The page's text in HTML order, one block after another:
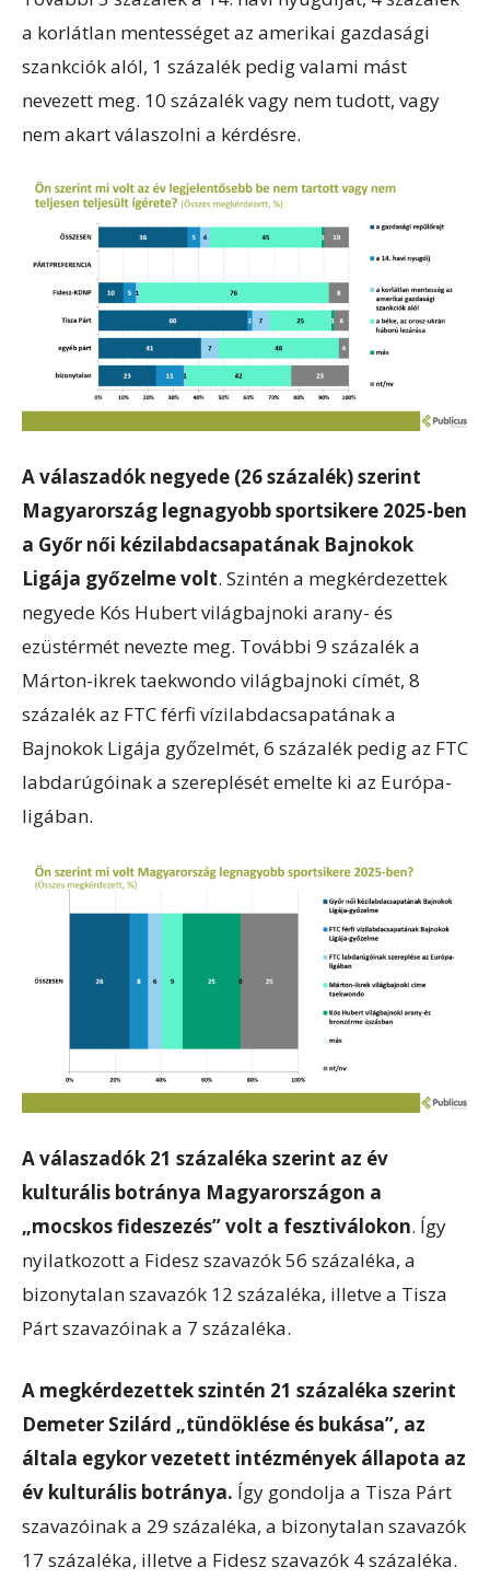
a korlátlan mentességet az amerikai gazdasági
szankciók alól, 1 százalék pedig valami mást
nevezett meg. 10 százalék vagy nem tudott, vagy
nem akart válaszolni a kérdésre.
A válaszadók negyede (26 százalék) szerint
Magyarország legnagyobb sportsikere 2025-ben
a Győr női kézilabdacsapatának Bajnokok
Ligája győzelme volt. Szintén a megkérdezettek
negyede Kós Hubert világbajnoki arany- és
ezüstérmét nevezte meg. További 9 százalék a
Márton-ikrek taekwondo világbajnoki címét, 8
százalék az FTC férfi vízilabdacsapatának a
Bajnokok Ligája győzelmét, 6 százalék pedig az FTC
labdarúgóinak a szereplését emelte ki az Európa-
ligában.
A válaszadók 21 százaléka szerint az év
kulturális botránya Magyarországon a
„mocskos fideszezés” volt a fesztiválokon. Így
nyilatkozott a Fidesz szavazók 56 százaléka, a
bizonytalan szavazók 12 százaléka, illetve a Tisza
Párt szavazóinak a 7 százaléka.
A megkérdezettek szintén 21 százaléka szerint
Demeter Szilárd „tündöklése és bukása”, az
általa egykor vezetett intézmények állapota az
év kulturális botránya. Így gondolja a Tisza Párt
szavazóinak a 29 százaléka, a bizonytalan szavazók
17 százaléka, illetve a Fidesz szavazók 4 százaléka.